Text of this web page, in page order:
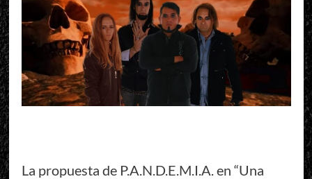
La propuesta de P.A.N.D.E.M.I.A. en “Una